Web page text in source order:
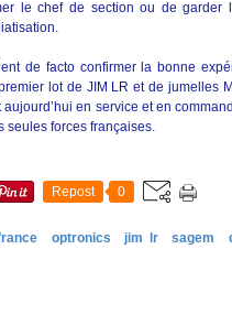
le chef de section ou de garder
de facto confirmer la bonne
lot de JIM LR et de jumelles
en service et en
seules forces françaises.
Repost 0
optronics jim lr sagem